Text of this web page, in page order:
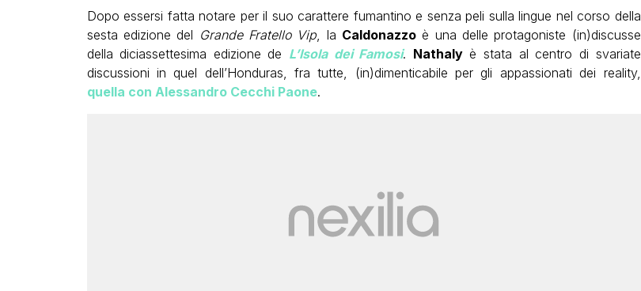
Dopo essersi fatta notare per il suo carattere fumantino e senza peli sulla lingue nel corso della
sesta edizione del Grande Fratello Vip, la Caldonazzoè una delle protagoniste (in)discusse
della diciassettesima edizione de L’Isola dei Famosi. Nathalyè stata al centro di svariate
discussioni in quel dell’Honduras, fra tutte, (in)dimenticabile per gli appassionati dei reality,
quella con Alessandro Cecchi Paone.